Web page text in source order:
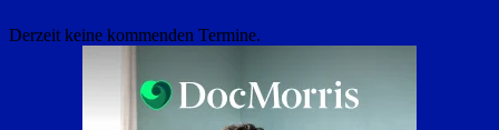
Derzeit keine kommenden Termine.